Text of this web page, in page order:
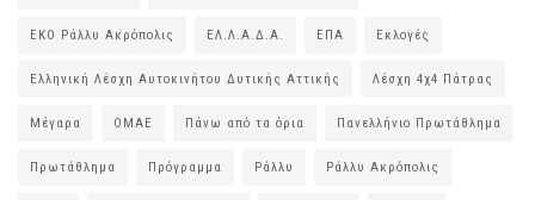
ΕΚΟ Ράλλυ Ακρόπολις ΕΛ.Λ.Α.Δ.Α. ΕΠΑ Εκλογές
Ελληνική Λέσχη Αυτοκινήτου Δυτικής Αττικής Λέσχη 4χ4 Πάτρας
Μέγαρα ΟΜΑΕ Πάνω από τα όρια Πανελλήνιο Πρωτάθλημα
Πρωτάθλημα Πρόγραμμα Ράλλυ Ράλλυ Ακρόπολις